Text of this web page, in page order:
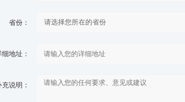
省份：
细地址：
充说明：